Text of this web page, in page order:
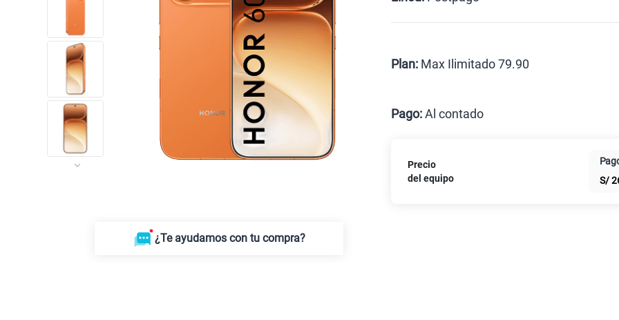
¿Te ayudamos con tu compra?
Celular liberado
Plan: Max Ilimitado 79.90
Paga solo
Pago:Al contado
Cuotas
Precio
del equipo
S/